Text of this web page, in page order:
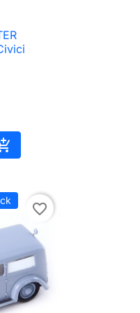
Ajouter au panier
favorite_border